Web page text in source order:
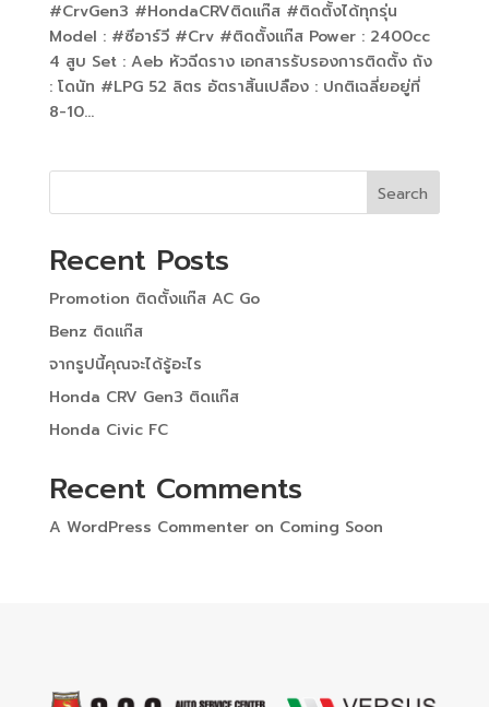
#CrvGen3 #HondaCRVติดแก๊ส #ติดตั้งได้ทุกรุ่น
Model : #ซีอาร์วี #Crv #ติดตั้งแก๊ส Power : 2400cc
4 สูบ Set : Aeb หัวฉีดราง เอกสารรับรองการติดตั้ง ถัง
: โดนัท #LPG 52 ลิตร อัตราสิ้นเปลือง : ปกติเฉลี่ยอยู่ที่
8-10...
Search
Recent Posts
Promotion ติดตั้งแก๊ส AC Go
Benz ติดแก๊ส
จากรูปนี้คุณจะได้รู้อะไร
Honda CRV Gen3 ติดแก๊ส
Honda Civic FC
Recent Comments
A WordPress Commenteron Coming Soon